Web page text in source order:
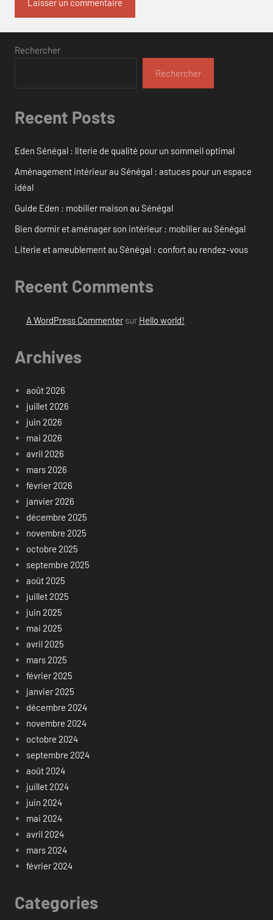
Rechercher
Rechercher
Recent Posts
Eden Sénégal : literie de qualité pour un sommeil optimal
Aménagement intérieur au Sénégal : astuces pour un espace
idéal
Guide Eden : mobilier maison au Sénégal
Bien dormir et aménager son intérieur : mobilier au Sénégal
Literie et ameublement au Sénégal : confort au rendez-vous
Recent Comments
A WordPress Commentersur Hello world!
Archives
août 2026
juillet 2026
juin 2026
mai 2026
avril 2026
mars 2026
février 2026
janvier 2026
décembre 2025
novembre 2025
octobre 2025
septembre 2025
août 2025
juillet 2025
juin 2025
mai 2025
avril 2025
mars 2025
février 2025
janvier 2025
décembre 2024
novembre 2024
octobre 2024
septembre 2024
août 2024
juillet 2024
juin 2024
mai 2024
avril 2024
mars 2024
février 2024
Categories